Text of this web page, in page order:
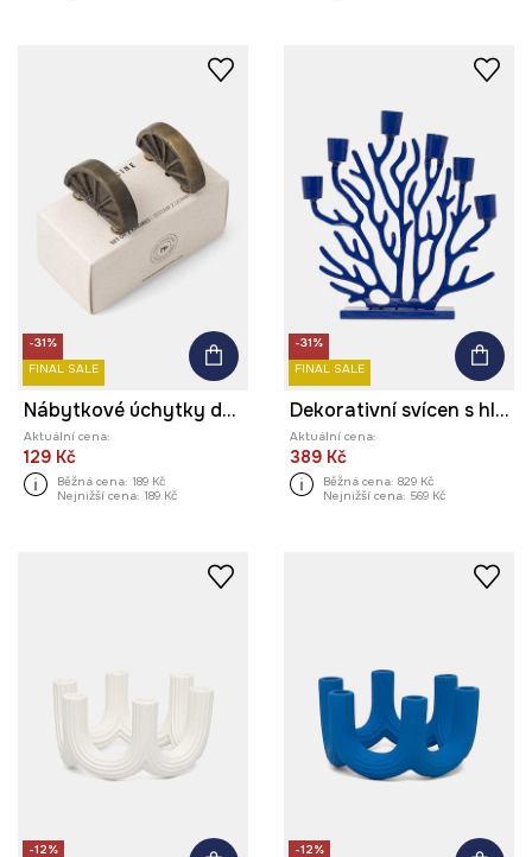
-31%
FINAL SALE
Nábytkové úchytky dekorativní z patinovaného kovu
Aktuální cena:
129 Kč
Běžná cena: 189 Kč
Nejnižší cena: 189 Kč
-31%
FINAL SALE
Dekorativní svícen s hliníkem
Aktuální cena:
389 Kč
Běžná cena: 829 Kč
Nejnižší cena: 569 Kč
-12% -12%